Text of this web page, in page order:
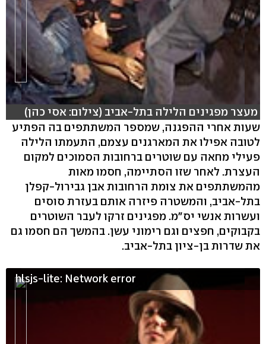
מעצר מפגינים הלילה בתל-אביב (צילום: אסי כהן)
שעות אחרי ההפגנה, שמספר המשתתפים בה הפתיע
לטובה אפילו את המארגנים עצמם, התעמתו הלילה
פעילי מחאה עם שוטרים ברחובות הסמוכים למקום
העצרת. לאחר שזו הסתיימה, חסמו מאות
מהמשתתפים את צומת הרחובות אבן גבירול-קפלן
בתל-אביב, והמשטרה פיזרה אותם בעזרת סוסים
ועשרות אנשי יס"מ. מפגינים זרקו לעבר השוטרים
בקבוקים, חפצים וגם רימוני עשן. בהמשך הם חסמו גם
את שדרות בן-ציון בתל-אביב.
hlsjs-lite: Network error